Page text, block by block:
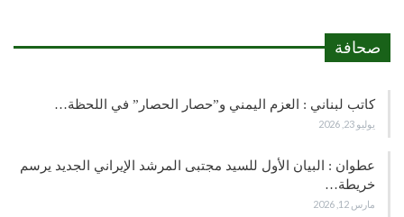
صحافة
كاتب لبناني : العزم اليمني و”حصار الحصار” في اللحظة…
يوليو 23, 2026
عطوان : البيان الأول للسيد مجتبى المرشد الإيراني الجديد يرسم
خريطة…
مارس 12, 2026